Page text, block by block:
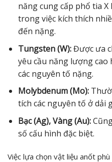
năng cung cấp phổ tia
trong việc kích thích
đến nặng.
Tungsten (W):Được ưa
yêu cầu năng lượng
các nguyên tố nặng.
Molybdenum (Mo):
tích các nguyên tố ở dải
Bạc (Ag), Vàng (Au):
số cấu hình đặc biệt.
Việc lựa chọn vật liệu anốt